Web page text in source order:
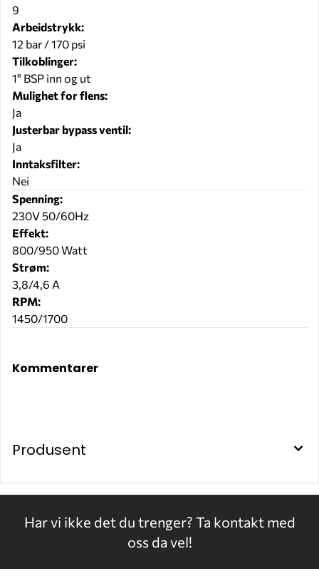
9
Arbeidstrykk:
12 bar / 170 psi
Tilkoblinger:
1" BSP inn og ut
Mulighet for flens:
Ja
Justerbar bypass ventil:
Ja
Inntaksfilter:
Nei
Spenning:
230V 50/60Hz
Effekt:
800/950 Watt
Strøm:
3,8/4,6 A
RPM:
1450/1700
Kommentarer
Produsent
Har vi ikke det du trenger? Ta kontakt med
oss da vel!